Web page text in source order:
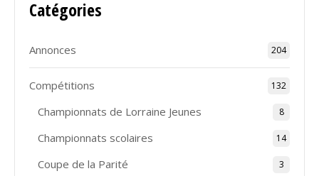
Catégories
Annonces 204
Compétitions 132
Championnats de Lorraine Jeunes 8
Championnats scolaires 14
Coupe de la Parité 3